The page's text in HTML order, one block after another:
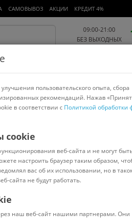
САМОВЫВОЗ АКЦИИ КРЕДИТ 4%
09:00-21:00
БЕЗ ВЫХОДНЫХ
Детям и мамам Красота и
спорт
Код: 1017221
пользовательского опыта, сбора
рекомендаций. Нажав
в соответствии с Политикой обработки
cookie
веб-сайта и не могут
настроить браузер таким образом,
вас об их использовании, но в
сайта не будут работать.
наш веб-сайт нашими партнерами. Они